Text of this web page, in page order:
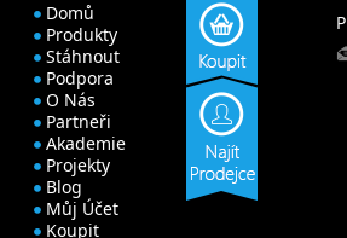
Domů
Produkty
Stáhnout
Podpora
O Nás
Partneři
Akademie
Projekty
Blog
Můj Účet
Koupit